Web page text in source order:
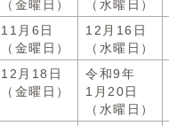
（金曜日）
（水曜日）
11月6日
（金曜日）
12月16日
（水曜日）
12月18日
（金曜日）
令和9年
1月20日
（水曜日）